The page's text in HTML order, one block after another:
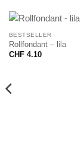
BESTSELLER
Rollfondant – lila
CHF4.10